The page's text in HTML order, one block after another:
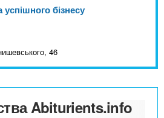
бізнесу
46
Abiturients.info